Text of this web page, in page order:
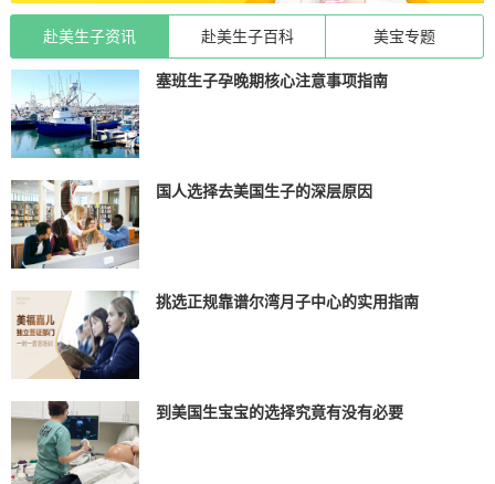
赴美生子资讯 赴美生子百科 美宝专题
塞班生子孕晚期核心注意事项指南
国人选择去美国生子的深层原因
挑选正规靠谱尔湾月子中心的实用指南
到美国生宝宝的选择究竟有没有必要